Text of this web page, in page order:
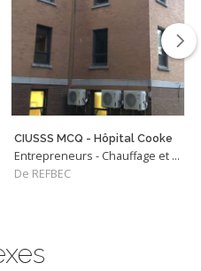
CIUSSS MCQ - Hôpital Cooke
Entrepreneurs - Chauffage et Climatisation
De REFBEC